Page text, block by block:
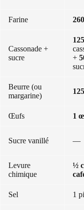
Farine
Cassonade +
sucre
+
Beurre (ou
margarine)
Œufs 1
Sucre vanillé —
Levure
chimique
½
Sel 1